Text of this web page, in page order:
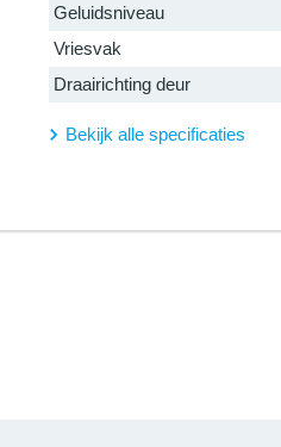
Geluidsniveau
Vriesvak
Draairichting deur
Bekijk alle specificaties